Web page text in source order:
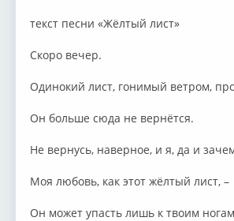
текст песни «Жёлтый лист»
Скоро вечер.
Одинокий лист, гонимый ветром,
Он больше сюда не вернётся.
Не вернусь, наверное, и я, да и
Моя любовь, как этот жёлтый лист, –
Он может упасть лишь к твоим